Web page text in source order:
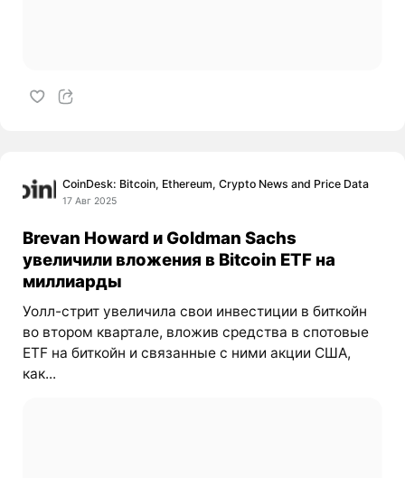
CoinDesk: Bitcoin, Ethereum, Crypto News and Price Data
17 Авг 2025
Brevan Howard и Goldman Sachs
увеличили вложения в Bitcoin ETF на
миллиарды
Уолл-стрит увеличила свои инвестиции в биткойн
во втором квартале, вложив средства в спотовые
ETF на биткойн и связанные с ними акции США,
как...